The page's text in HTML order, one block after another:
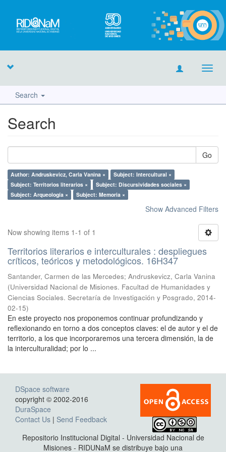
Search
Search
Go
Author: Andruskevicz, Carla Vanina ×
Subject: Intercultural ×
Subject: Territorios literarios ×
Subject: Discursividades sociales ×
Subject: Arqueología ×
Subject: Memoria ×
Show Advanced Filters
Now showing items 1-1 of 1
Territorios literarios e interculturales : despliegues
críticos, teóricos y metodológicos. 16H347
Santander, Carmen de las Mercedes; Andruskevicz, Carla Vanina
(Universidad Nacional de Misiones. Facultad de Humanidades y
Ciencias Sociales. Secretaría de Investigación y Posgrado, 2014-
02-15)
En este proyecto nos proponemos continuar profundizando y
reflexionando en torno a dos conceptos claves: el de autor y el de
territorio, a los que incorporaremos una tercera dimensión, la de
la interculturalidad; por lo ...
DSpace software
copyright © 2002-2016
DuraSpace
Contact Us | Send Feedback
Repositorio Institucional Digital - Universidad Nacional de
Misiones - RIDUNaM se distribuye bajo una